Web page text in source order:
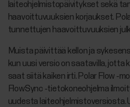
laiteohjelmistopäivitykset sekä
haavoittuvuuksien korjaukset.
tunnettujen haavoittuvuuksien
Muista päivittää kellon ja
kun uusi versio on saatavilla, jotta
saat siitä kaiken irti. Polar Flow
FlowSync ‑tietokoneohjelma
uudesta laiteohjelmistoversiosta.